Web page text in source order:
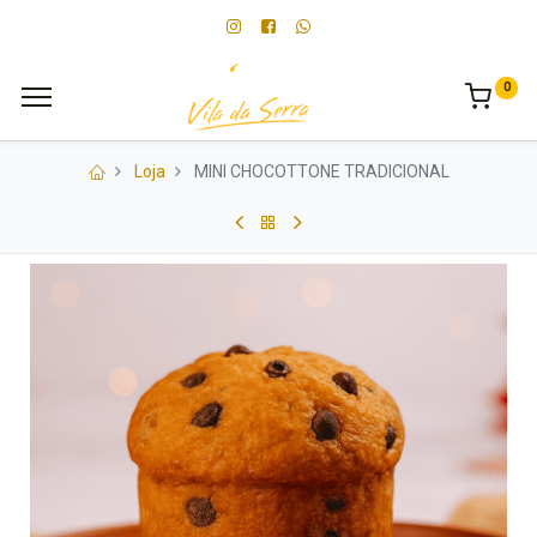
0
Loja MINI CHOCOTTONE TRADICIONAL